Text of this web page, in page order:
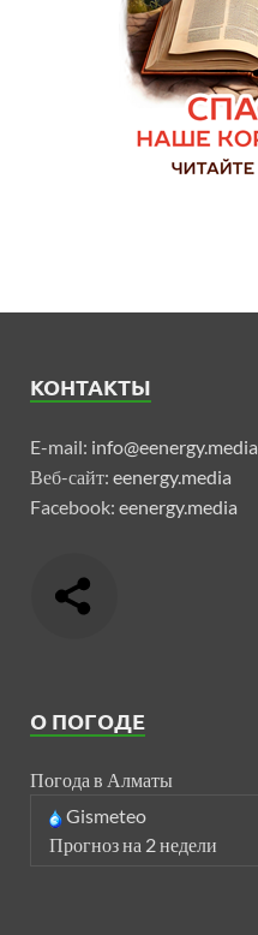
КОНТАКТЫ
E-mail: info@eenergy.media
Веб-сайт: eenergy.media
Facebook: eenergy.media
О ПОГОДЕ
Погода в Алматы
Gismeteo
Прогноз на 2 недели